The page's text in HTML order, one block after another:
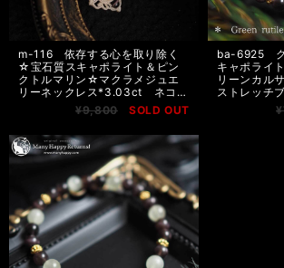
m-116 依存する心を取り除く
☆宝石質スキャポライト＆ピン
クトルマリン☆マクラメジュエ
リーネックレス*3.03ct ネコポ
ス送料無料¥9,800 SOLD OUT
ba-6925 グ
キャポライ
リーンカル
ストレッチ